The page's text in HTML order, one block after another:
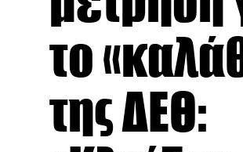
το
της ΔΕΘ: